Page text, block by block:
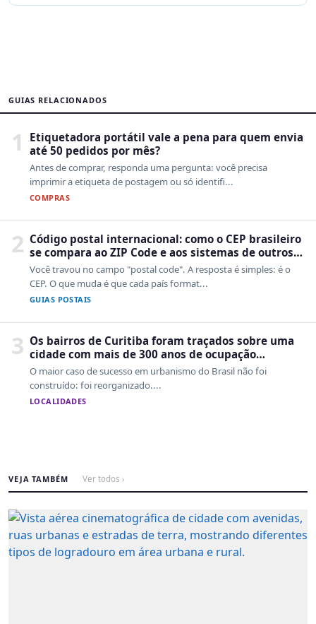
GUIAS RELACIONADOS
1
Etiquetadora portátil vale a pena para quem envia
até 50 pedidos por mês?
Antes de comprar, responda uma pergunta: você precisa
imprimir a etiqueta de postagem ou só identifi...
COMPRAS
2 Código postal internacional: como o CEP brasileiro
se compara ao ZIP Code e aos sistemas de outros
países
Você travou no campo "postal code". A resposta é simples: é o
CEP. O que muda é que cada país format...
GUIAS POSTAIS
3 Os bairros de Curitiba foram traçados sobre uma
cidade com mais de 300 anos de ocupação
desordenada
O maior caso de sucesso em urbanismo do Brasil não foi
construído: foi reorganizado....
LOCALIDADES
VEJA TAMBÉM Ver todos ›